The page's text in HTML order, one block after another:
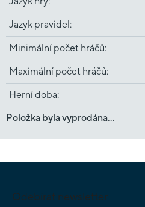
Jazyk pravidel:
Minimální počet hráčů:
Maximální počet hráčů:
Herní doba:
Položka byla vyprodána…
Odebírat newsletter